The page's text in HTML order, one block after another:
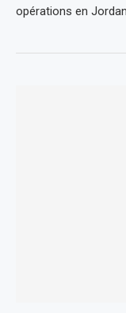
opérations en